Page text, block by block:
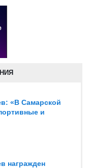
«В Самарской
и
награжден